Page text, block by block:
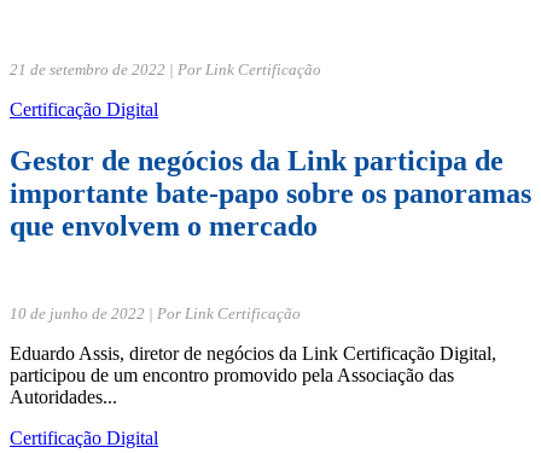
21 de setembro de 2022 | Por Link Certificação
Certificação Digital
Gestor de negócios da Link participa de
importante bate-papo sobre os panoramas
que envolvem o mercado
10 de junho de 2022 | Por Link Certificação
Eduardo Assis, diretor de negócios da Link Certificação Digital,
participou de um encontro promovido pela Associação das
Autoridades...
Certificação Digital